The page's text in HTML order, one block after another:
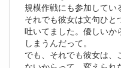
規模作戦にも参加してい
それでも彼女は文句ひ
吐いてました。優しいか
しまうんだって。
でも、それでも彼女は